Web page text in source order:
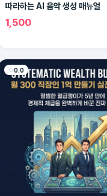
따라하는 AI 음악 생성 매뉴얼
1,500
0.0